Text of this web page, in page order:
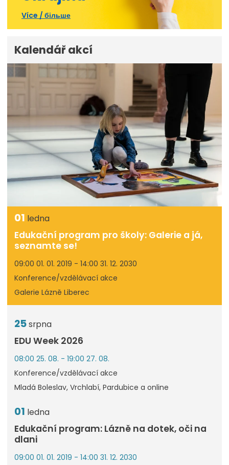
Více / більше
Kalendář akcí
01 ledna
Edukační program pro školy: Galerie a já,
seznamte se!
09:00 01. 01. 2019 - 14:00 31. 12. 2030
Konference/vzdělávací akce
Galerie Lázně Liberec
25srpna
EDU Week 2026
08:00 25. 08. - 19:00 27. 08.
Konference/vzdělávací akce
Mladá Boleslav, Vrchlabí, Pardubice a online
01 ledna
Edukační program: Lázně na dotek, oči na
dlani
09:00 01. 01. 2019 - 14:00 31. 12. 2030